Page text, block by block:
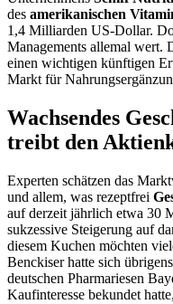
des amerikanischen
1,4 Milliarden US-Dollar.
Managements allemal wert.
einen wichtigen künftigen
Markt für
Wachsendes
treibt den
Experten schätzen das
und allem, was rezeptfrei
auf derzeit jährlich etwa 30
sukzessive Steigerung auf
diesem Kuchen möchten
Benckiser hatte sich
deutschen Pharmariesen
Kaufinteresse bekundet